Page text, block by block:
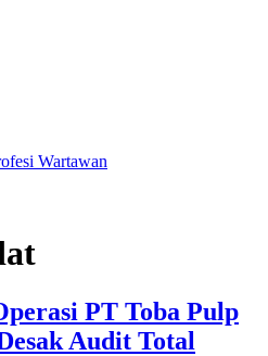
Wartawan
PT Toba Pulp
Audit Total